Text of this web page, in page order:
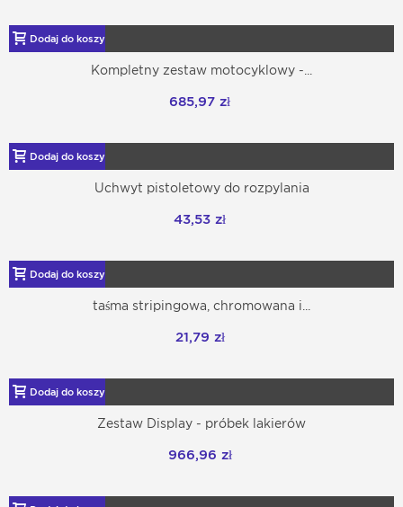
Dodaj do koszyka
Kompletny zestaw motocyklowy -...
685,97 zł
Dodaj do koszyka
Uchwyt pistoletowy do rozpylania
43,53 zł
Dodaj do koszyka
taśma stripingowa, chromowana i...
21,79 zł
Dodaj do koszyka
Zestaw Display - próbek lakierów
966,96 zł